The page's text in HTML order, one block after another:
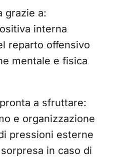
grazie a:
interna
reparto offensivo
mentale e fisica
pronta a sfruttare:
e organizzazione
pressioni esterne
in caso di